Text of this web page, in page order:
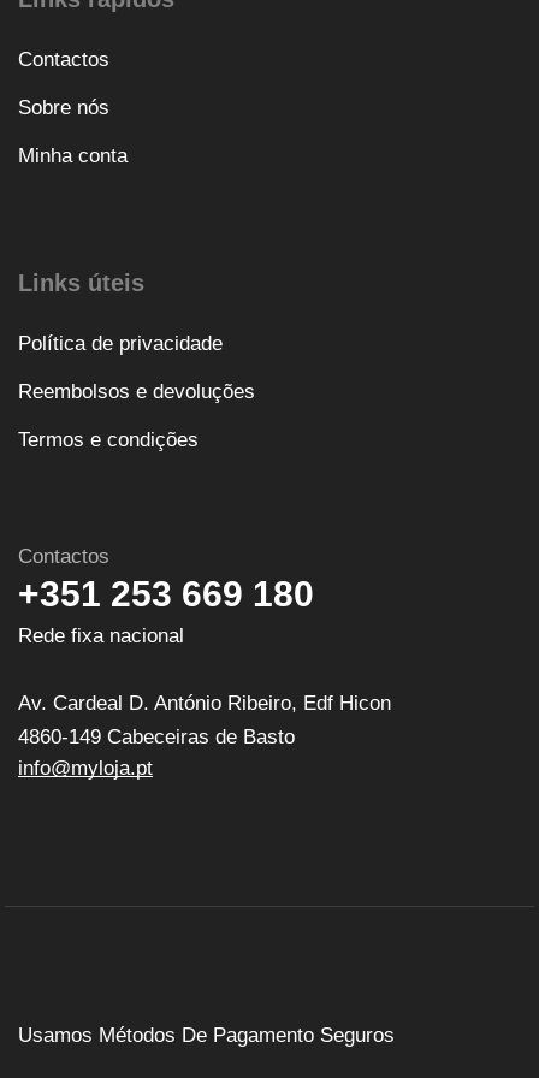
Contactos
Sobre nós
Minha conta
Links úteis
Política de privacidade
Reembolsos e devoluções
Termos e condições
Contactos
+351 253 669 180
Rede fixa nacional
Av. Cardeal D. António Ribeiro, Edf Hicon
4860-149 Cabeceiras de Basto
info@myloja.pt
Usamos Métodos De Pagamento Seguros